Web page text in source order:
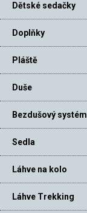
Dětské sedačky
Doplňky
Pláště
Duše
Bezdušový systém
Sedla
Láhve na kolo
Láhve Trekking